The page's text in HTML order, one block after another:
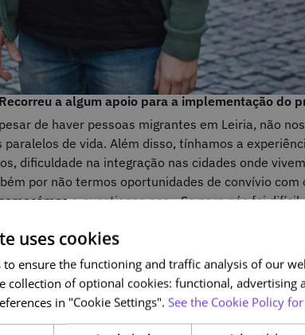
a algum apoio para a implementação do
de haver pessoas migrantes em Leiria, não nos
de vida. Além disso, tínhamos a
dificuldade na integração nas cidades onde
por não termos oportunidades de convívio com
a questionar-nos - Se para nós foi
pessoas que atravessam fronteiras por
pelo mundo fora que, quando um grupo de
vez, é comum surgir curiosidade sobre a
partilhar um pouco da nossa língua ou cultura.
uses cookies
to ensure the functioning and traffic analysis of our
collection of optional cookies: functional, advertising
in "Cookie Settings". See the Cookie Policy